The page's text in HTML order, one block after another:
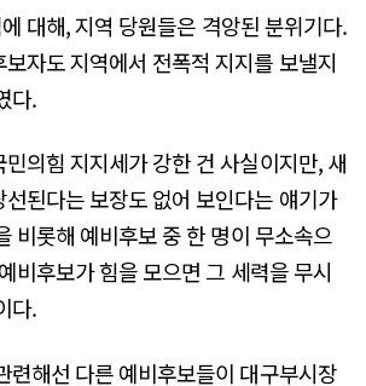
대해, 지역 당원들은 격앙된 분위기다.
자도 지역에서 전폭적 지지를 보낼지
다.
의힘 지지세가 강한 건 사실이지만, 새
된다는 보장도 없어 보인다는 얘기가
비롯해 예비후보 중 한 명이 무소속으
비후보가 힘을 모으면 그 세력을 무시
다.
련해선 다른 예비후보들이 대구부시장